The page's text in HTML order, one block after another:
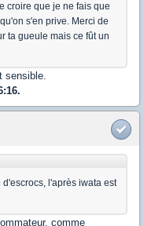
croire que je ne fais que
s'en prive. Merci de
ta gueule mais ce fût un
sensible.
l'après iwata est
comme